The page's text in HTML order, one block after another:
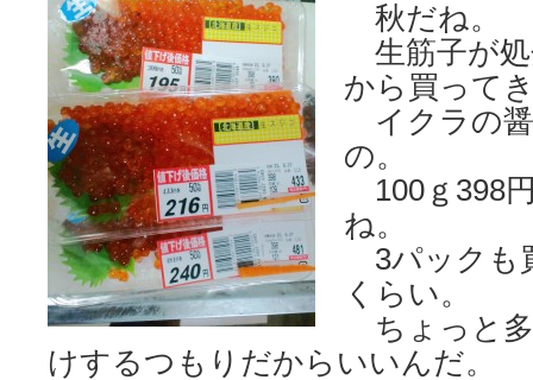
秋だね。
生筋子が処
から買って
イクラの
の。
100ｇ398
ね。
3パックも
くらい。
ちょっと
けするつもりだからいいんだ。